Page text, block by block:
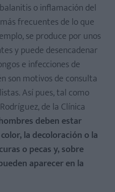
o inflamación del
frecuentes de lo que
se produce por unos
y puede desencadenar
e infecciones de
son motivos de consulta
Así pues, tal como
de la Clínica
deben estar
la decoloración o la
o pecas y, sobre
aparecer en la